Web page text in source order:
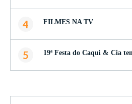
4 FILMES NA TV
5 19ª Festa do Caqui & Cia